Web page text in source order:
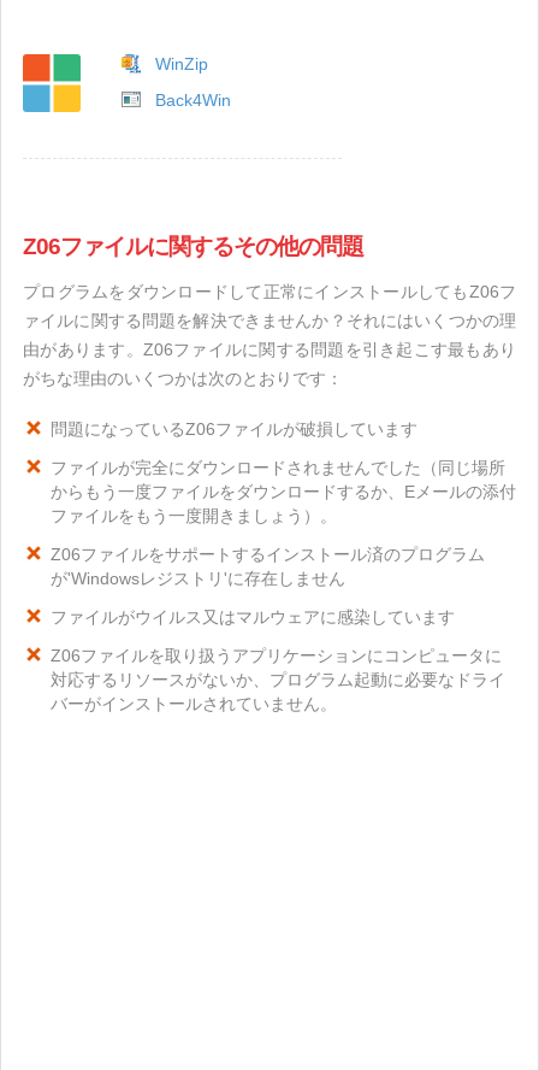
WinZip
Back4Win
Z06ファイルに関するその他の問題
プログラムをダウンロードして正常にインストールしてもZ06フ
ァイルに関する問題を解決できませんか？それにはいくつかの理
由があります。Z06ファイルに関する問題を引き起こす最もあり
がちな理由のいくつかは次のとおりです：
問題になっているZ06ファイルが破損しています
ファイルが完全にダウンロードされませんでした（同じ場所
からもう一度ファイルをダウンロードするか、Eメールの添付
ファイルをもう一度開きましょう）。
Z06ファイルをサポートするインストール済のプログラム
が'Windowsレジストリ'に存在しません
ファイルがウイルス又はマルウェアに感染しています
Z06ファイルを取り扱うアプリケーションにコンピュータに
対応するリソースがないか、プログラム起動に必要なドライ
バーがインストールされていません。